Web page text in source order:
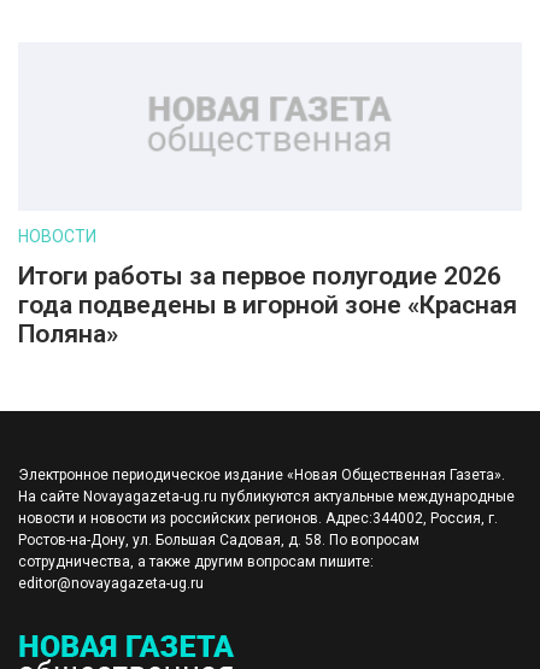
НОВОСТИ
Итоги работы за первое полугодие 2026
года подведены в игорной зоне «Красная
Поляна»
Электронное периодическое издание «Новая Общественная Газета».
На сайте Novayagazeta-ug.ru публикуются актуальные международные
новости и новости из российских регионов. Адрес:344002, Россия, г.
Ростов-на-Дону, ул. Большая Садовая, д. 58. По вопросам
сотрудничества, а также другим вопросам пишите:
editor@novayagazeta-ug.ru